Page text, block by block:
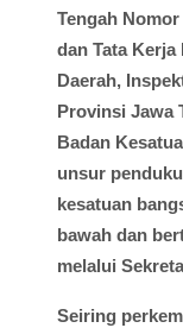
Tengah
dan Tata Kerja
Daerah,
Provinsi Jawa
Badan
unsur
kesatuan
bawah dan
melalui
Seiring